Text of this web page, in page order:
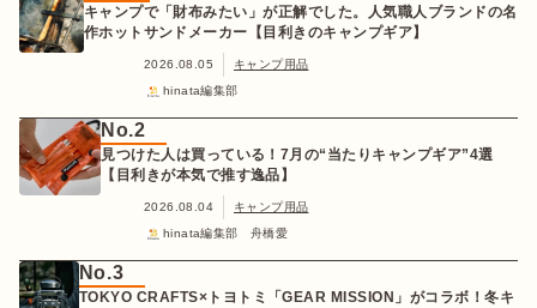
キャンプで「財布みたい」が正解でした。人気職人ブランドの名
作ホットサンドメーカー【目利きのキャンプギア】
2026.08.05
キャンプ用品
hinata編集部
No.2
見つけた人は買っている！7月の“当たりキャンプギア”4選
【目利きが本気で推す逸品】
2026.08.04
キャンプ用品
hinata編集部 舟橋愛
No.3
TOKYO CRAFTS×トヨトミ「GEAR MISSION」がコラボ！冬キ